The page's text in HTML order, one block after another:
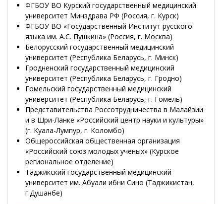
ФГБОУ ВО Курский государственный медицинский
университет Минздрава РФ (Россия, г. Курск)
ФГБОУ ВО «Государственный Институт русского
языка им. А.С. Пушкина» (Россия, г. Москва)
Белорусский государственный медицинский
университет (Республика Беларусь, г. Минск)
Гродненский государственный медицинский
университет (Республика Беларусь, г. Гродно)
Гомельский государственный медицинский
университет (Республика Беларусь, г. Гомель)
Представительства Россотрудничества в Малайзии
и в Шри-Ланке «Российский центр науки и культуры»
(г. Куала-Лумпур, г. Коломбо)
Общероссийская общественная организация
«Российский союз молодых ученых» (Курское
региональное отделение)
Таджикский государственный медицинский
университет им. Абуали ибни Сино (Таджикистан,
г.Душанбе)